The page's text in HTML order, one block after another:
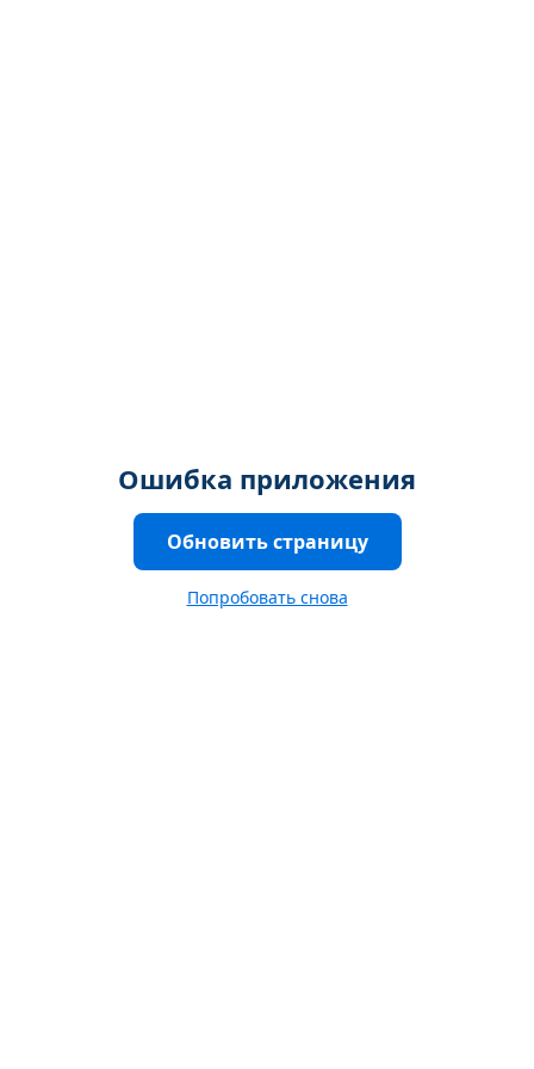
Ошибка приложения
Обновить страницу
Попробовать снова